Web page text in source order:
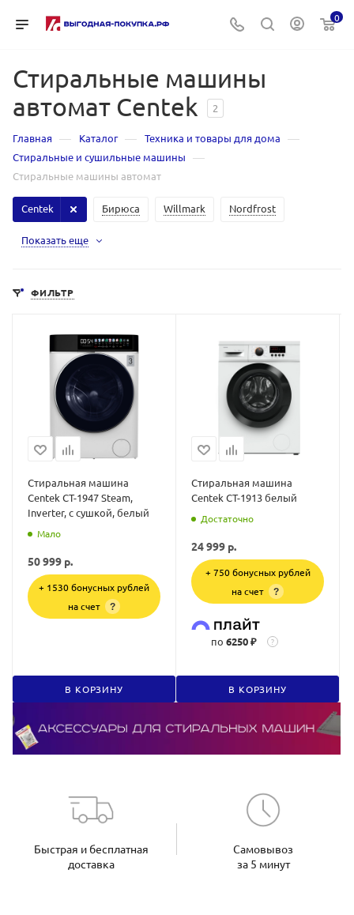
0
Стиральные машины
автомат Centek
2
Главная — Каталог — Техника и товары для дома —
Стиральные и сушильные машины —
Стиральные машины автомат
Бирюса Willmark Nordfrost
Centek
Показать еще
ФИЛЬТР
Стиральная машина
Centek CT-1947 Steam,
Inverter, с сушкой, белый
Мало
50 999 р.
+ 1530 бонусных рублей
на счет
?
В КОРЗИНУ
Стиральная машина
Centek CT-1913 белый
Достаточно
24 999 р.
+ 750 бонусных рублей
на счет
?
по 6250 ₽ ?
В КОРЗИНУ
Быстрая и бесплатная
доставка
Самовывоз
за 5 минут